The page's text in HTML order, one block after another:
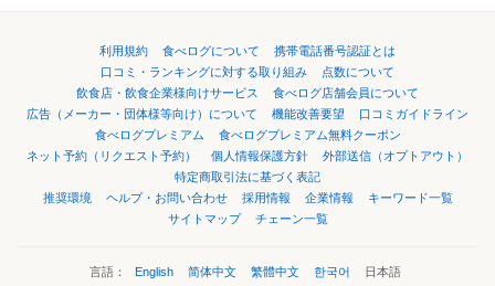
利用規約 食べログについて
携帯電話番号認証とは
口コミ・ランキングに対する取り組み
点数について
飲食店・飲食企業様向けサービス
食べログ店舗会員について
広告（メーカー・団体様等向け）について
機能改善要望
口コミガイドライン
食べログプレミアム
食べログプレミアム無料クーポン
ネット予約（リクエスト予約）
個人情報保護方針
外部送信（オプトアウト）
特定商取引法に基づく表記
推奨環境
ヘルプ・お問い合わせ 採用情報 企業情報
キーワード一覧
サイトマップ
チェーン一覧
言語： English 简体中文 繁體中文 한국어 日本語